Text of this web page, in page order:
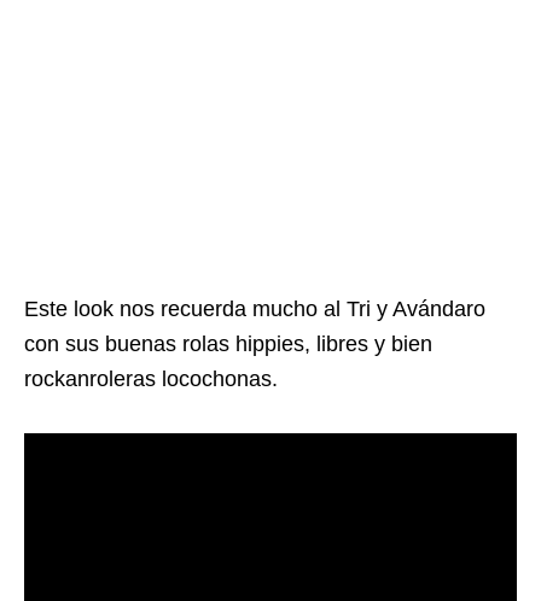
Este look nos recuerda mucho al Tri y Avándaro
con sus buenas rolas hippies, libres y bien
rockanroleras locochonas.